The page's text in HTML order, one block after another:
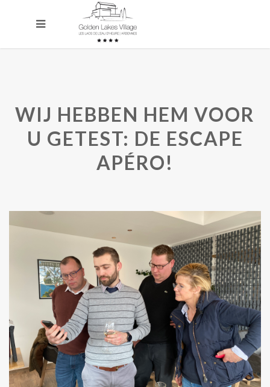
WIJ HEBBEN HEM VOOR
U GETEST: DE ESCAPE
APÉRO!